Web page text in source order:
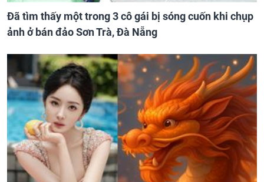
Đã tìm thấy một trong 3 cô gái bị sóng cuốn khi chụp
ảnh ở bán đảo Sơn Trà, Đà Nẵng